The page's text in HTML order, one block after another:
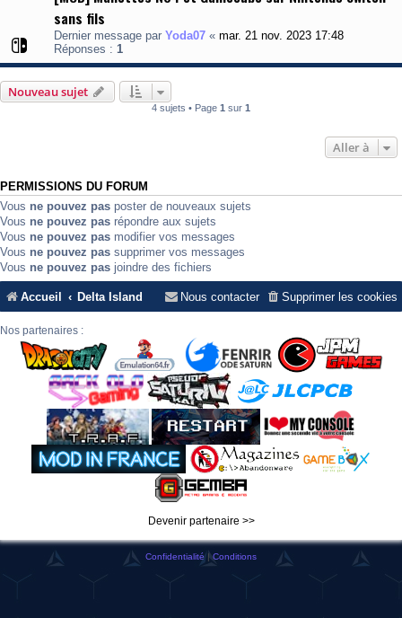
sans fils
Dernier message par Yoda07 « mar. 21 nov. 2023 17:48
Réponses : 1
Nouveau sujet
4 sujets • Page 1 sur 1
Aller à
PERMISSIONS DU FORUM
Vous ne pouvez pas poster de nouveaux sujets
Vous ne pouvez pas répondre aux sujets
Vous ne pouvez pas modifier vos messages
Vous ne pouvez pas supprimer vos messages
Vous ne pouvez pas joindre des fichiers
Accueil Delta Island Supprimer les cookies
Nous contacter
Nos partenaires :
Devenir partenaire >>
Confidentialité|Conditions